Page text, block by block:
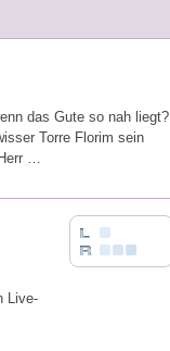
das Gute so nah liegt?
Torre Florim sein
…
Live-